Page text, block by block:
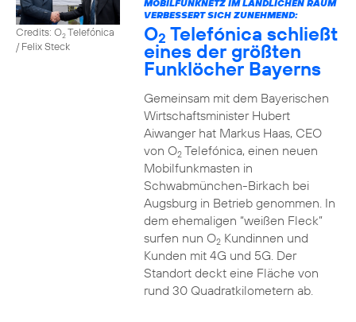
Credits: O2Telefónica
/ Felix Steck
MOBILFUNKNETZ IM LÄNDLICHEN RAUM
VERBESSERT SICH ZUNEHMEND:
O2 Telefónica schließt
eines der größten
Funklöcher Bayerns
Gemeinsam mit dem Bayerischen
Wirtschaftsminister Hubert
Aiwanger hat Markus Haas, CEO
von O2Telefónica, einen neuen
Mobilfunkmasten in
Schwabmünchen-Birkach bei
Augsburg in Betrieb genommen. In
dem ehemaligen “weißen Fleck”
surfen nun O2Kundinnen und
Kunden mit 4G und 5G. Der
Standort deckt eine Fläche von
rund 30 Quadratkilometern ab.